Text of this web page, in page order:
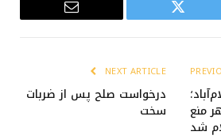
Twitter
Email
منع
شد
NEXT ARTICLE
درخواست صلح پس از ضربات
سخت